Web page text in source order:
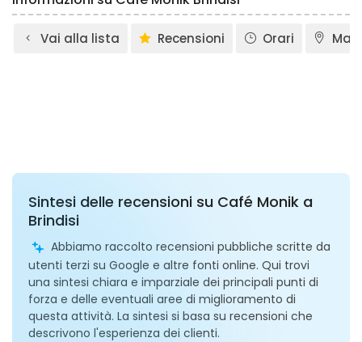
Vai alla lista Recensioni Orari
Sintesi delle recensioni su Café Monik a
Brindisi
Abbiamo raccolto recensioni pubbliche scritte da
utenti terzi su Google e altre fonti online. Qui trovi
una sintesi chiara e imparziale dei principali punti di
forza e delle eventuali aree di miglioramento di
questa attività. La sintesi si basa su recensioni che
descrivono l'esperienza dei clienti.